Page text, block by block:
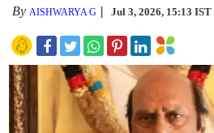
By AISHWARYA G Jul 3, 2026, 15:13 IST